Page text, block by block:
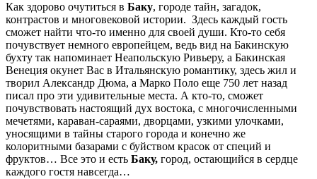
Как здорово очутиться в Баку, городе тайн, загадок,
контрастов и многовековой истории. Здесь каждый гость
сможет найти что-то именно для своей души. Кто-то себя
почувствует немного европейцем, ведь вид на Бакинскую
бухту так напоминает Неапольскую Ривьеру, а Бакинская
Венеция окунет Вас в Итальянскую романтику, здесь жил и
творил Александр Дюма, а Марко Поло еще 750 лет назад
писал про эти удивительные места. А кто-то, сможет
почувствовать настоящий дух востока, с многочисленными
мечетями, караван-сараями, дворцами, узкими улочками,
уносящими в тайны старого города и конечно же
колоритными базарами с буйством красок от специй и
фруктов… Все это и есть Баку, город, остающийся в сердце
каждого гостя навсегда…